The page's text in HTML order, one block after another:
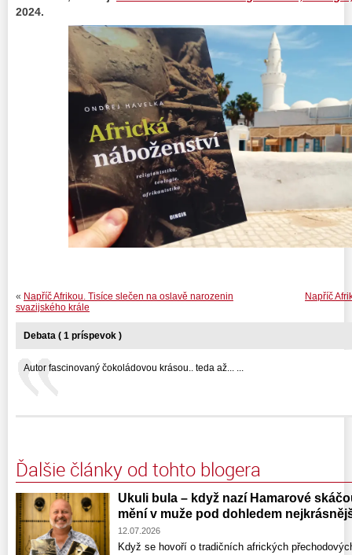
2024.
Napříč
« Napříč Afrikou. Tisíce slečen na oslavě narozenin
svazijského krále
Debata ( 1 príspevok )
Autor fascinovaný čokoládovou krásou.. teda až... ...
Ďalšie články od tohto blogera
Ukuli bula – když nazí Hamarové
mění v muže pod dohledem
12.07.2026
Když se hovoří o tradičních afrických